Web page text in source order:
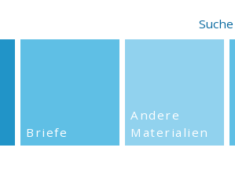
Suche
Briefe
Andere
Materialien